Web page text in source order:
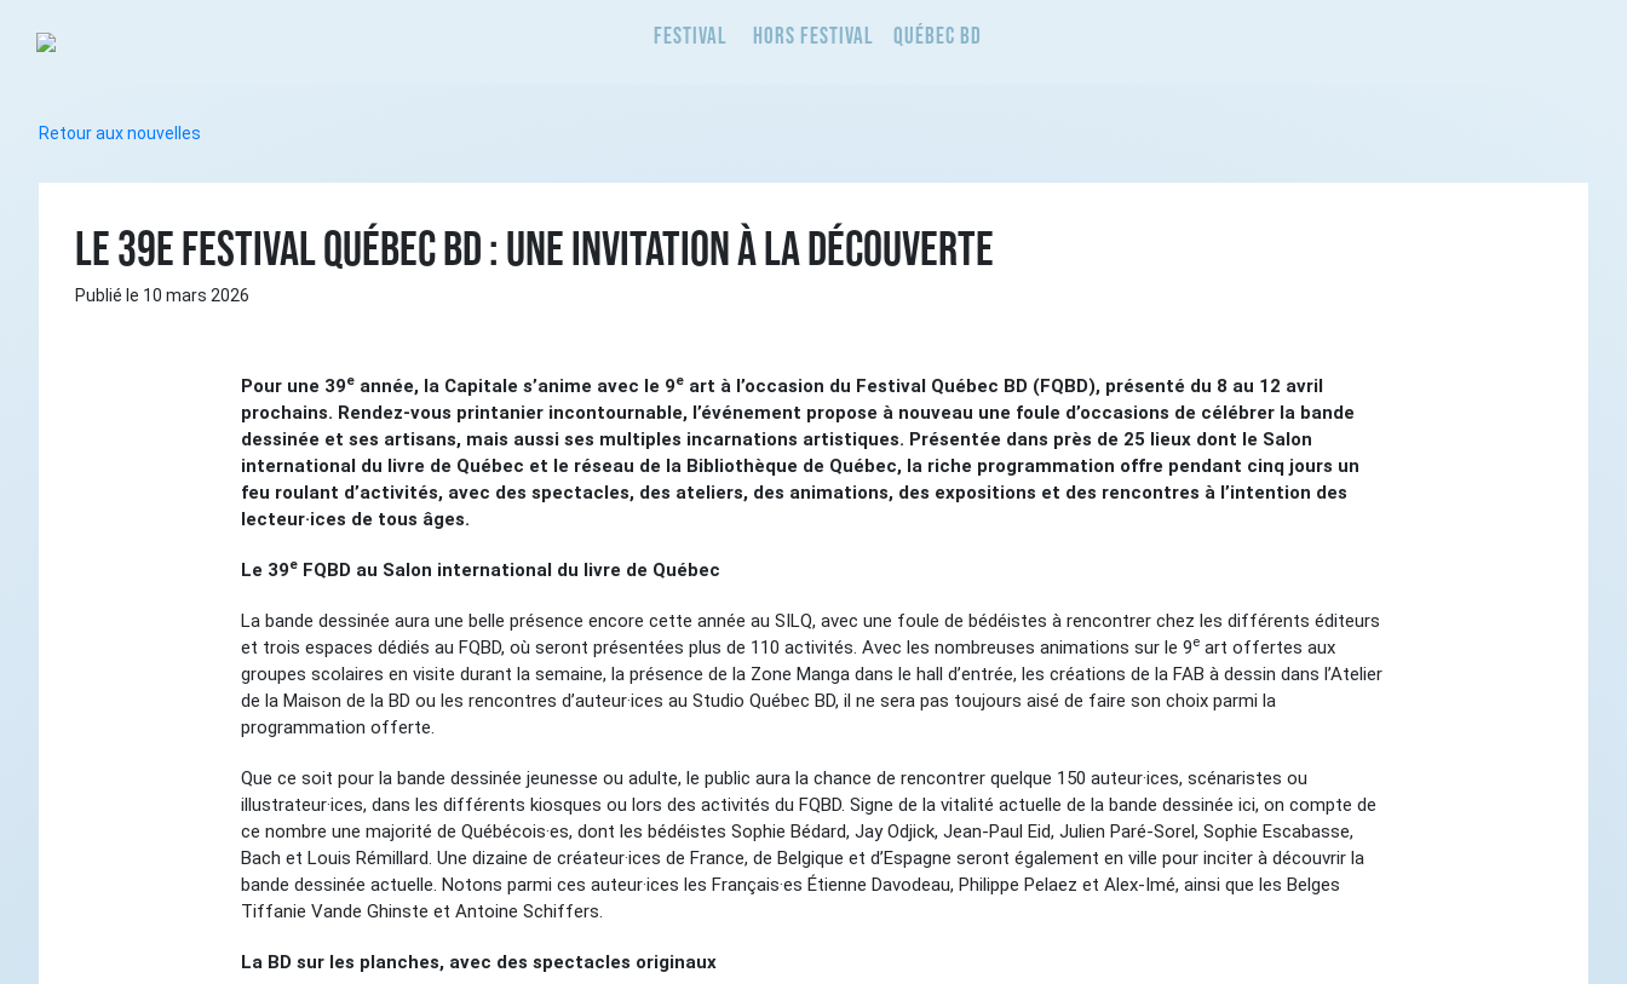
Festival Hors Festival Québec BD
Retour aux nouvelles
LE 39e FESTIVAL QUÉBEC BD : UNE INVITATION À LA DÉCOUVERTE
Publié le 10 mars 2026
Pour une 39e année, la Capitale s’anime avec le 9e art à l’occasion du Festival Québec BD (FQBD), présenté du 8 au 12 avril
prochains. Rendez-vous printanier incontournable, l’événement propose à nouveau une foule d’occasions de célébrer la bande
dessinée et ses artisans, mais aussi ses multiples incarnations artistiques. Présentée dans près de 25 lieux dont le Salon
international du livre de Québec et le réseau de la Bibliothèque de Québec, la riche programmation offre pendant cinq jours un
feu roulant d’activités, avec des spectacles, des ateliers, des animations, des expositions et des rencontres à l’intention des
lecteur·ices de tous âges.
Le 39e FQBD au Salon international du livre de Québec
La bande dessinée aura une belle présence encore cette année au SILQ, avec une foule de bédéistes à rencontrer chez les différents éditeurs
et trois espaces dédiés au FQBD, où seront présentées plus de 110 activités. Avec les nombreuses animations sur le 9e art offertes aux
groupes scolaires en visite durant la semaine, la présence de la Zone Manga dans le hall d’entrée, les créations de la FAB à dessin dans l’Atelier
de la Maison de la BD ou les rencontres d’auteur·ices au Studio Québec BD, il ne sera pas toujours aisé de faire son choix parmi la
programmation offerte.
Que ce soit pour la bande dessinée jeunesse ou adulte, le public aura la chance de rencontrer quelque 150 auteur·ices, scénaristes ou
illustrateur·ices, dans les différents kiosques ou lors des activités du FQBD. Signe de la vitalité actuelle de la bande dessinée ici, on compte de
ce nombre une majorité de Québécois·es, dont les bédéistes Sophie Bédard, Jay Odjick, Jean-Paul Eid, Julien Paré-Sorel, Sophie Escabasse,
Bach et Louis Rémillard. Une dizaine de créateur·ices de France, de Belgique et d’Espagne seront également en ville pour inciter à découvrir la
bande dessinée actuelle. Notons parmi ces auteur·ices les Français·es Étienne Davodeau, Philippe Pelaez et Alex-Imé, ainsi que les Belges
Tiffanie Vande Ghinste et Antoine Schiffers.
La BD sur les planches, avec des spectacles originaux